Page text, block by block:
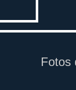
Fotos